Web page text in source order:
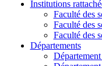
Institutions
Faculté des
Faculté des
Faculté des
Départements